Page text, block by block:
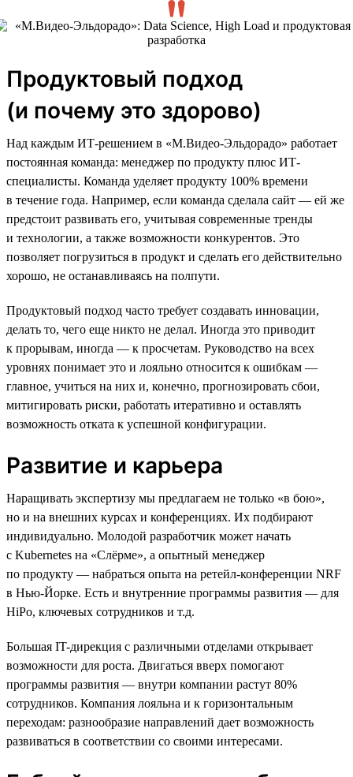
Продуктовый подход
(и почему это здорово)
Над каждым ИТ-решением в «М.Видео-Эльдорадо» работает
постоянная команда: менеджер по продукту плюс ИТ-
специалисты. Команда уделяет продукту 100% времени
в течение года. Например, если команда сделала сайт — ей же
предстоит развивать его, учитывая современные тренды
и технологии, а также возможности конкурентов. Это
позволяет погрузиться в продукт и сделать его действительно
хорошо, не останавливаясь на полпути.
Продуктовый подход часто требует создавать инновации,
делать то, чего еще никто не делал. Иногда это приводит
к прорывам, иногда — к просчетам. Руководство на всех
уровнях понимает это и лояльно относится к ошибкам —
главное, учиться на них и, конечно, прогнозировать сбои,
митигировать риски, работать итеративно и оставлять
возможность отката к успешной конфигурации.
Развитие и карьера
Наращивать экспертизу мы предлагаем не только «в бою»,
но и на внешних курсах и конференциях. Их подбирают
индивидуально. Молодой разработчик может начать
с Kubernetes на «Слёрме», а опытный менеджер
по продукту — набраться опыта на ретейл-конференции NRF
в Нью-Йорке. Есть и внутренние программы развития — для
HiPo, ключевых сотрудников и т.д.
Большая IT-дирекция с различными отделами открывает
возможности для роста. Двигаться вверх помогают
программы развития — внутри компании растут 80%
сотрудников. Компания лояльна и к горизонтальным
переходам: разнообразие направлений дает возможность
развиваться в соответствии со своими интересами.